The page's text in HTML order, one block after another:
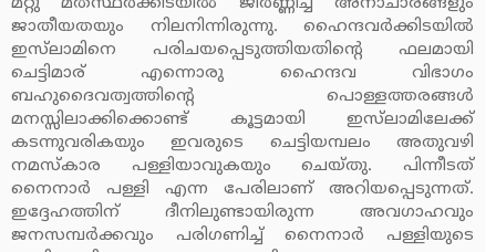
മറ്റു മതസ്ഥര്‍ക്കിടയില്‍ ജീര്‍ണ്ണിച്ച അനാചാരങ്ങളും
ജാതീയതയും നിലനിന്നിരുന്നു. ഹൈന്ദവര്‍ക്കിടയില്‍
ഇസ്‌ലാമിനെ പരിചയപ്പെടുത്തിയതിന്റെ ഫലമായി
ചെട്ടിമാര് എന്നൊരു ഹൈന്ദവ വിഭാഗം
ബഹുദൈവത്വത്തിന്റെ പൊള്ളത്തരങ്ങള്‍
മനസ്സിലാക്കിക്കൊണ്ട് കൂട്ടമായി ഇസ്‌ലാമിലേക്ക്
കടന്നുവരികയും ഇവരുടെ ചെട്ടിയമ്പലം അതുവഴി
നമസ്‌കാര പള്ളിയാവുകയും ചെയ്തു. പിന്നീടത്
നൈനാര്‍ പള്ളി എന്ന പേരിലാണ് അറിയപ്പെടുന്നത്.
ഇദ്ദേഹത്തിന് ദീനിലുണ്ടായിരുന്ന അവഗാഹവും
ജനസമ്പര്‍ക്കവും പരിഗണിച്ച് നൈനാര്‍ പള്ളിയുടെ